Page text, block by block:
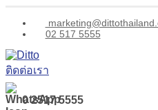
02 517 5555
ติดต่อเรา
0 2517 5555